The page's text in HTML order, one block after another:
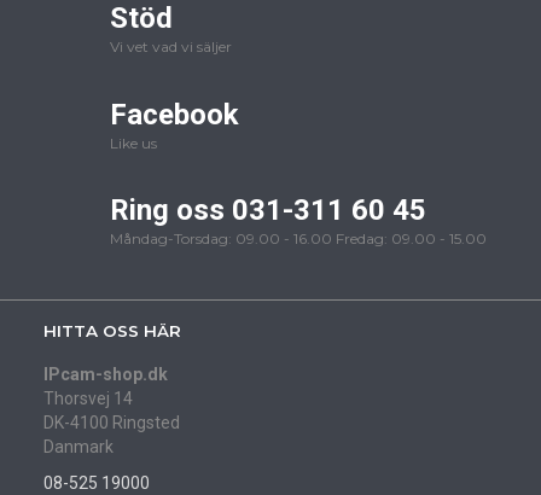
Stöd
Vi vet vad vi säljer
Facebook
Like us
Ring oss 031-311 60 45
Måndag-Torsdag: 09.00 - 16.00 Fredag: 09.00 - 15.00
HITTA OSS HÄR
IPcam-shop.dk
Thorsvej 14
DK-4100 Ringsted
Danmark
08-525 19000